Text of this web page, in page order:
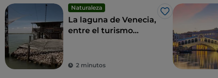
Naturaleza
Me gusta
La laguna de Venecia,
entre el turismo
2 minutos